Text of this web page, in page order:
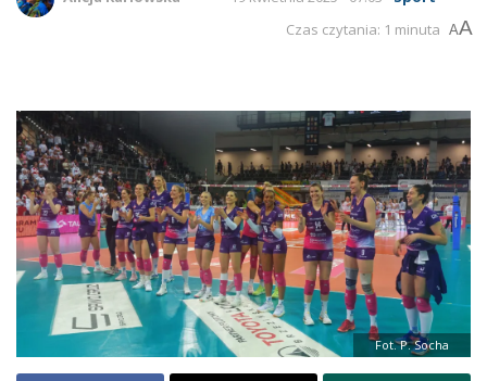
Czas czytania: 1 minuta AA
Fot. P. Socha